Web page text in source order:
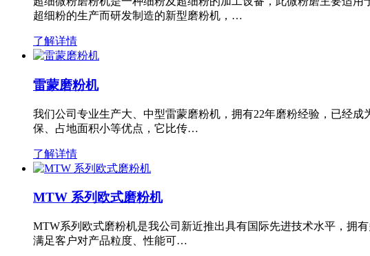
超细粉的生产而研发制造的新型磨粉机，…
了解详情
雷蒙磨粉机
我们公司专业生产大、中型雷蒙磨粉机，拥有22年磨粉经验，已经
保、占地面积小等优点，它比传…
了解详情
MTW 系列欧式磨粉机
MTW系列欧式磨粉机是我公司新近推出具有国际先进技术水平，拥
满足客户对产品粒度、性能可…